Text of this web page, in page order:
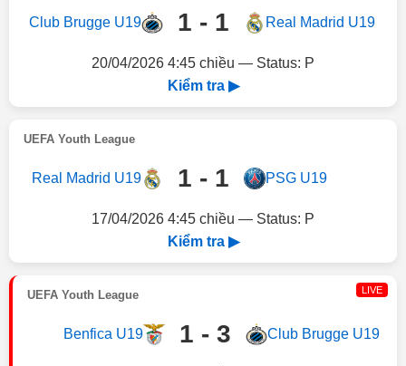
Club Brugge U19 1 - 1 Real Madrid U19
20/04/2026 4:45 chiều — Status: P
Kiểm tra ▶
UEFA Youth League
Real Madrid U19 1 - 1 PSG U19
17/04/2026 4:45 chiều — Status: P
Kiểm tra ▶
UEFA Youth League LIVE
Benfica U19 1 - 3 Club Brugge U19